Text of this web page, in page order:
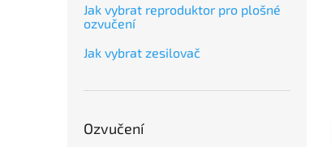
Jak vybrat reproduktor pro plošné
ozvučení
Jak vybrat zesilovač
Ozvučení